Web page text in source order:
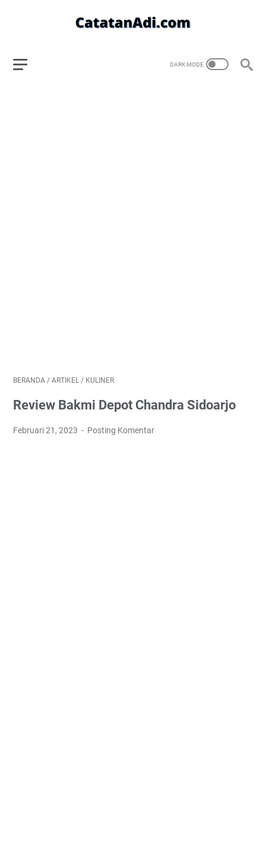
BERANDA / ARTIKEL / KULINER
Review Bakmi Depot Chandra Sidoarjo
Februari 21, 2023 Posting Komentar